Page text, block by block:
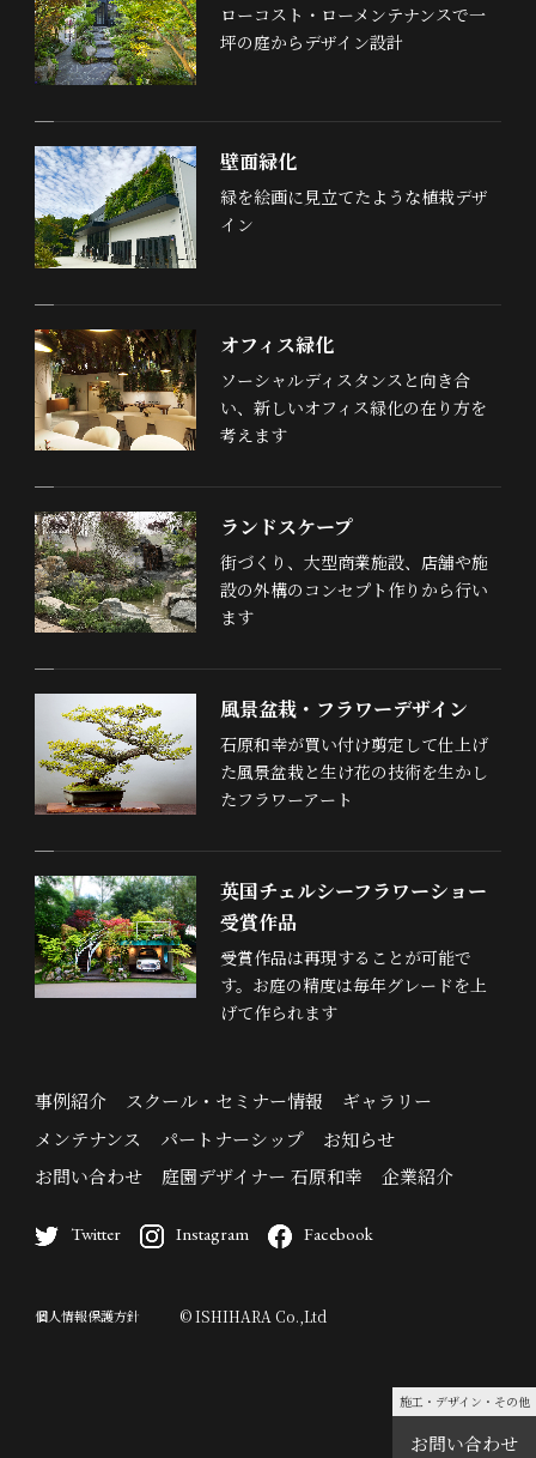
施工・デザイン・その他
お問い合わせ
ローコスト・ローメンテナンスで一
坪の庭からデザイン設計
壁面緑化
緑を絵画に見立てたような植栽デザ
イン
オフィス緑化
ソーシャルディスタンスと向き合
い、新しいオフィス緑化の在り方を
考えます
ランドスケープ
街づくり、大型商業施設、店舗や施
設の外構のコンセプト作りから行い
ます
風景盆栽・フラワーデザイン
石原和幸が買い付け剪定して仕上げ
た風景盆栽と生け花の技術を生かし
たフラワーアート
英国チェルシーフラワーショー
受賞作品
受賞作品は再現することが可能で
す。お庭の精度は毎年グレードを上
げて作られます
事例紹介 スクール・セミナー情報
ギャラリー
メンテナンス
パートナーシップ
お知らせ
お問い合わせ
庭園デザイナー 石原和幸 企業紹介
Twitter Instagram Facebook
個人情報保護方針 © ISHIHARA Co.,Ltd